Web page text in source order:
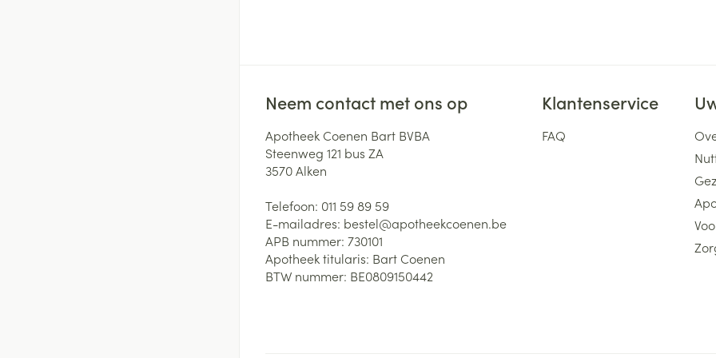
Neem contact met ons op
Apotheek Coenen Bart BVBA
Steenweg 121 bus ZA
3570Alken
Telefoon: 011 59 89 59
E-mailadres: bestel@apotheekcoenen.be
APB nummer: 730101
Apotheek titularis: Bart Coenen
BTW nummer: BE0809150442
Klantenservice
FAQ